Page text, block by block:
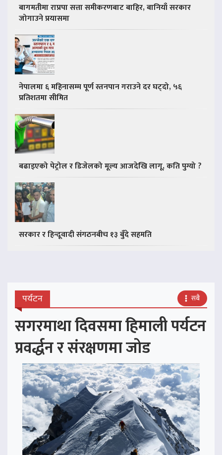
बागमतीमा राप्रपा सत्ता समीकरणबाट बाहिर, बानियाँ सरकार
जोगाउने प्रयासमा
नेपालमा ६ महिनासम्म पूर्ण स्तनपान गराउने दर घट्दो, ५६
प्रतिशतमा सीमित
बढाइएको पेट्रोल र डिजेलको मूल्य आजदेखि लागू, कति पुग्यो ?
सरकार र हिन्दूवादी संगठनबीच १३ बुँदे सहमति
पर्यटन सबै
सगरमाथा दिवसमा हिमाली पर्यटन
प्रवर्द्धन र संरक्षणमा जोड